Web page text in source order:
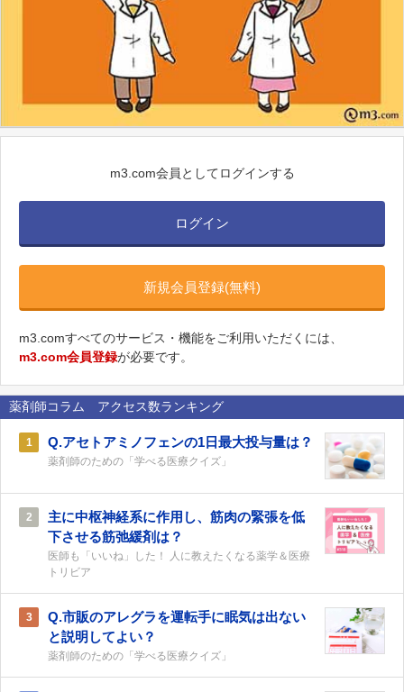
m3.com会員としてログインする
ログイン
新規会員登録(無料)
m3.comすべてのサービス・機能をご利用いただくには、
m3.com会員登録が必要です。
薬剤師コラム アクセス数ランキング
1 Q.アセトアミノフェンの1日最大投与量は？
薬剤師のための「学べる医療クイズ」
2
主に中枢神経系に作用し、筋肉の緊張を低
下させる筋弛緩剤は？
医師も「いいね」した！ 人に教えたくなる薬学＆医療
トリビア
3
Q.市販のアレグラを運転手に眠気は出ない
と説明してよい？
薬剤師のための「学べる医療クイズ」